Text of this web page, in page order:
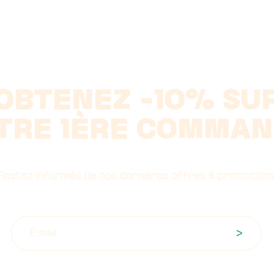
-10%
1ÈRE
Restez informés de nos dernières offres & promotions
>